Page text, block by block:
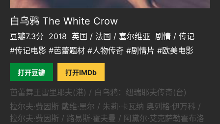
白乌鸦 The White Crow
豆瓣7.3分 2018 英国 / 法国 / 塞尔维亚 剧情 / 传记
#传记电影 #芭蕾题材 #人物传奇 #剧情片 #欧美电影
打开豆瓣 打开IMDb
芭蕾舞王雷里耶夫(港) / 白乌鸦：纽瑞耶夫传奇(台)
拉尔夫·费因斯 戴维·黑尔 / 朱莉·卡瓦纳 奥列格·伊万科 /
拉尔夫·费因斯 / 路易斯·霍夫曼 / 阿黛尔·艾克萨勒霍布洛